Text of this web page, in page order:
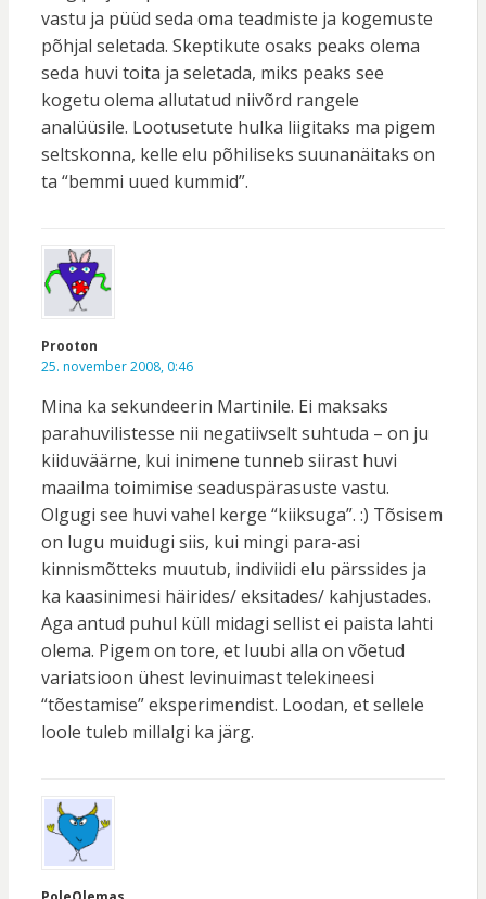
vastu ja püüd seda oma teadmiste ja kogemuste
põhjal seletada. Skeptikute osaks peaks olema
seda huvi toita ja seletada, miks peaks see
kogetu olema allutatud niivõrd rangele
analüüsile. Lootusetute hulka liigitaks ma pigem
seltskonna, kelle elu põhiliseks suunanäitaks on
ta “bemmi uued kummid”.
Prooton
25. november 2008, 0:46
Mina ka sekundeerin Martinile. Ei maksaks
parahuvilistesse nii negatiivselt suhtuda – on ju
kiiduväärne, kui inimene tunneb siirast huvi
maailma toimimise seaduspärasuste vastu.
Olgugi see huvi vahel kerge “kiiksuga”. :) Tõsisem
on lugu muidugi siis, kui mingi para-asi
kinnismõtteks muutub, indiviidi elu pärssides ja
ka kaasinimesi häirides/ eksitades/ kahjustades.
Aga antud puhul küll midagi sellist ei paista lahti
olema. Pigem on tore, et luubi alla on võetud
variatsioon ühest levinuimast telekineesi
“tõestamise” eksperimendist. Loodan, et sellele
loole tuleb millalgi ka järg.